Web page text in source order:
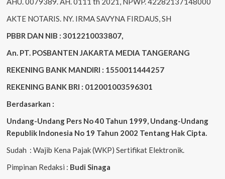
AKTE NOTARIS. NY. IRMA SAVYNA FIRDAUS, SH
PBBR DAN NIB : 3012210033807,
An. PT. POSBANTEN JAKARTA MEDIA TANGERANG
REKENING BANK MANDIRI : 1550011444257
REKENING BANK BRI : 012001003596301
Berdasarkan :
Undang-Undang Pers No 40 Tahun 1999, Undang-Undang
Republik Indonesia No 19 Tahun 2002 Tentang Hak Cipta.
Sudah : Wajib Kena Pajak (WKP) Sertifikat Elektronik.
Pimpinan Redaksi : Budi Sinaga